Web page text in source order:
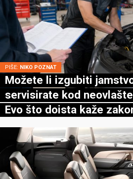
PIŠE: NIKO POZNAT
Možete li izgubiti
servisirate kod
Evo što doista kaže